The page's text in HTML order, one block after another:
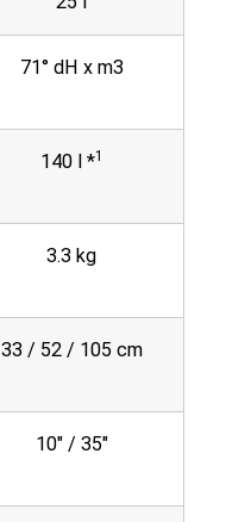
71° dH x m3
140 l *1
3.3 kg
33 / 52 / 105 cm
10″ / 35″